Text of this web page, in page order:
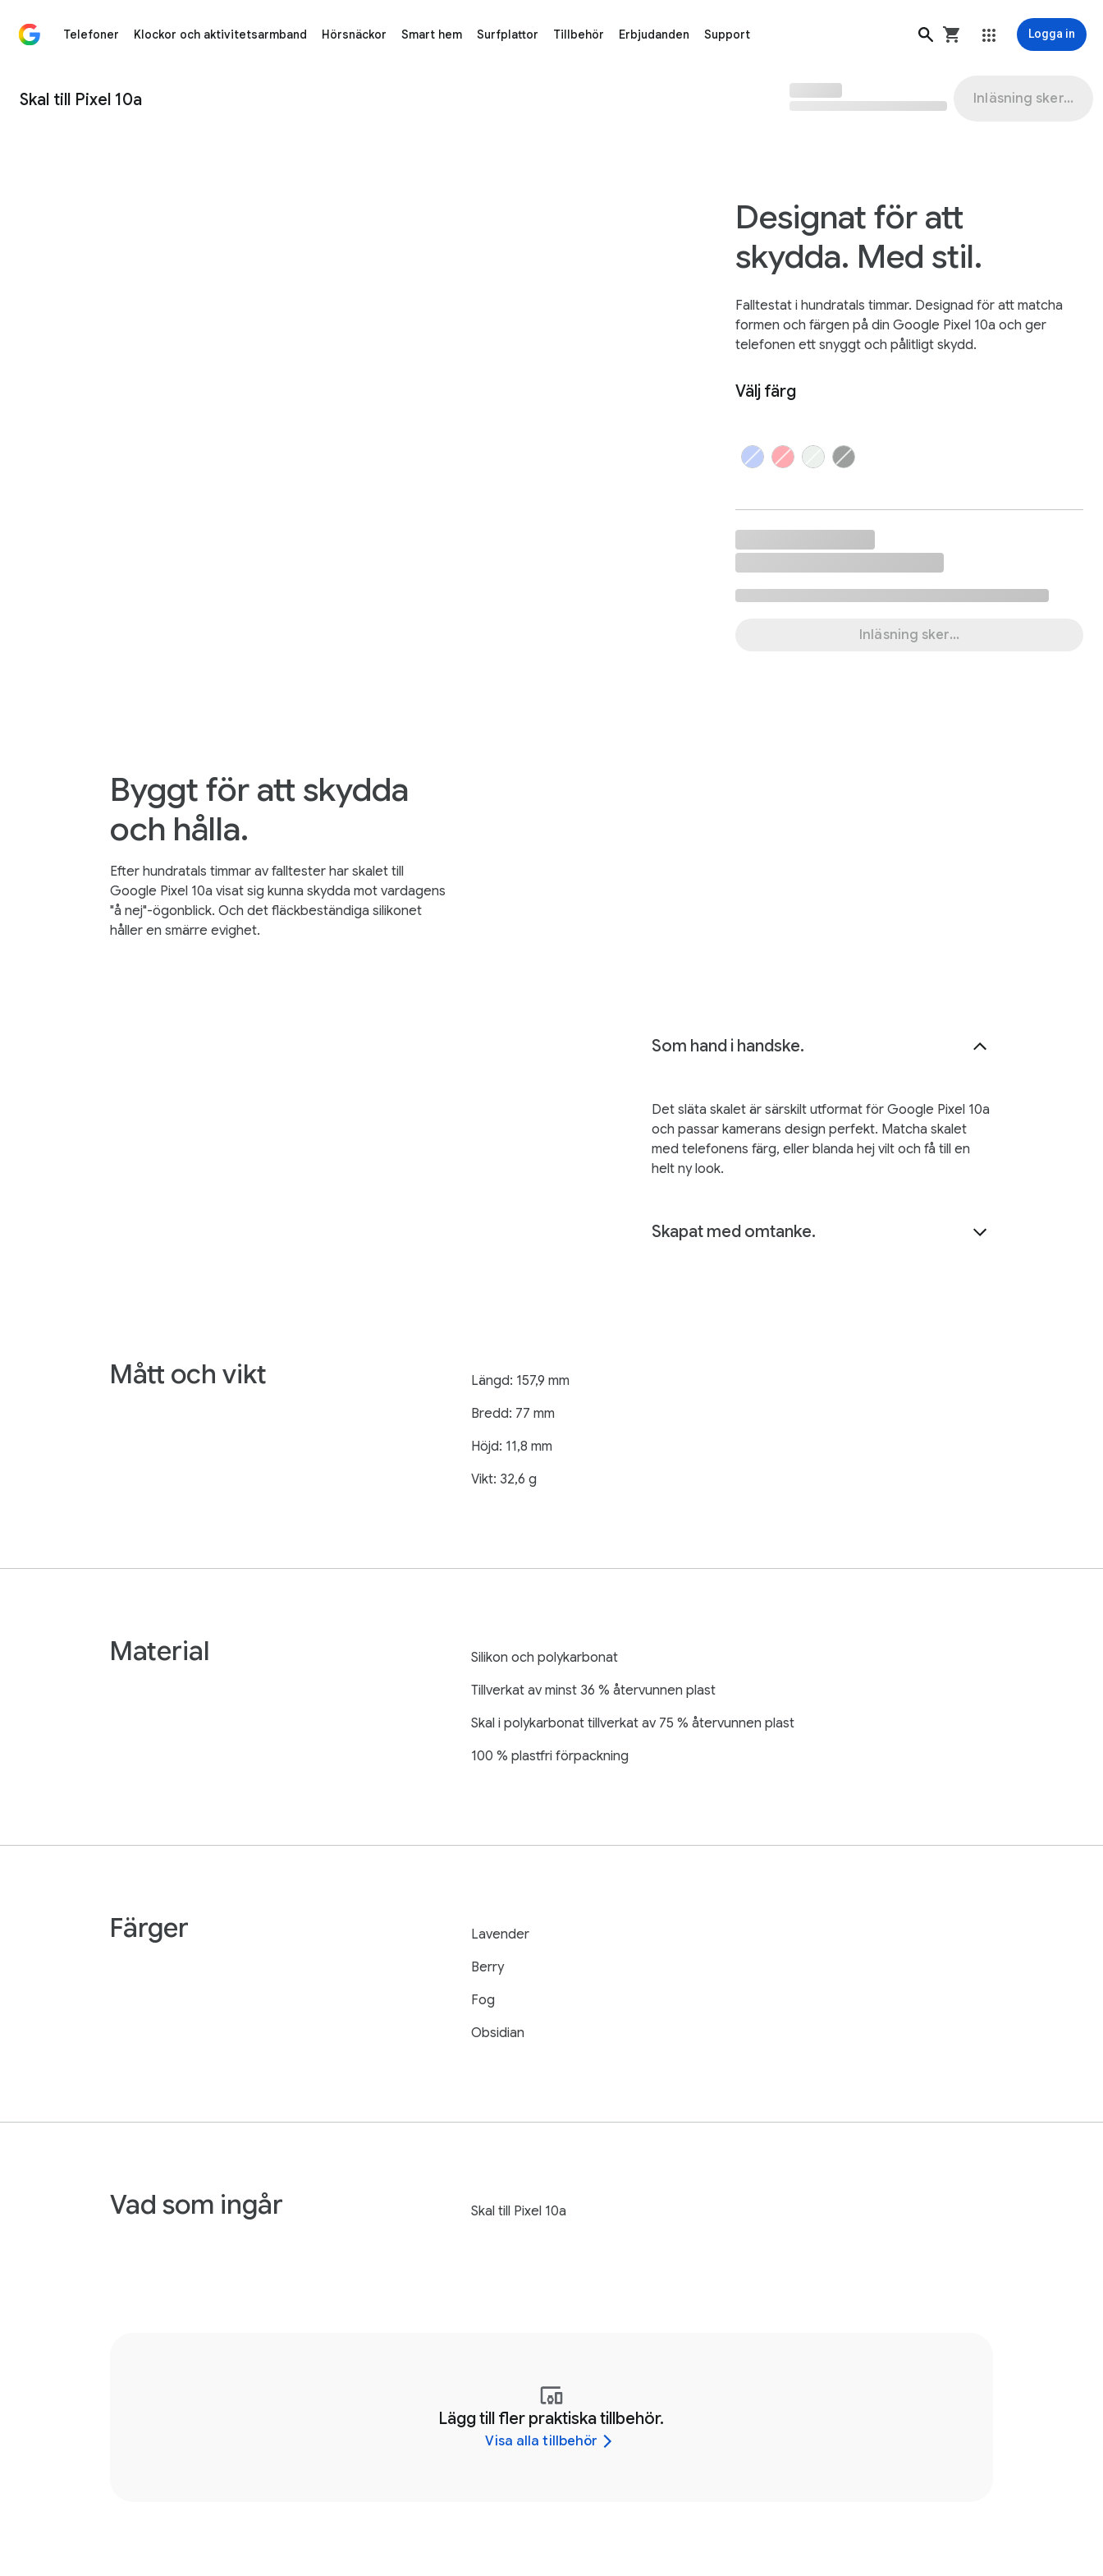
Telefoner Klockor och aktivitetsarmband Hörsnäckor Smart hem Surfplattor Tillbehör Erbjudanden Support Logga in
Skal till Pixel 10a - Google Store
Skal till Pixel 10a Inläsning sker...
Designat för att
skydda. Med stil.
Falltestat i hundratals timmar. Designad för att matcha
formen och färgen på din Google Pixel 10a och ger
telefonen ett snyggt och pålitligt skydd.
Välj färg
Inläsning sker...
Byggt för att skydda
och hålla.
Efter hundratals timmar av falltester har skalet till
Google Pixel 10a visat sig kunna skydda mot vardagens
"å nej"-ögonblick. Och det fläckbeständiga silikonet
håller en smärre evighet.
Som hand i handske.
Det släta skalet är särskilt utformat för Google Pixel 10a
och passar kamerans design perfekt. Matcha skalet
med telefonens färg, eller blanda hej vilt och få till en
helt ny look.
Skapat med omtanke.
Mått och vikt
Längd: 157,9 mm
Bredd: 77 mm
Höjd: 11,8 mm
Vikt: 32,6 g
Material
Silikon och polykarbonat
Tillverkat av minst 36 % återvunnen plast
Skal i polykarbonat tillverkat av 75 % återvunnen plast
100 % plastfri förpackning
Färger
Lavender
Berry
Fog
Obsidian
Vad som ingår Skal till Pixel 10a
Lägg till fler praktiska tillbehör.
Visa alla tillbehör